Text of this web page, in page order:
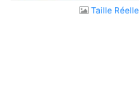
Taille Réelle